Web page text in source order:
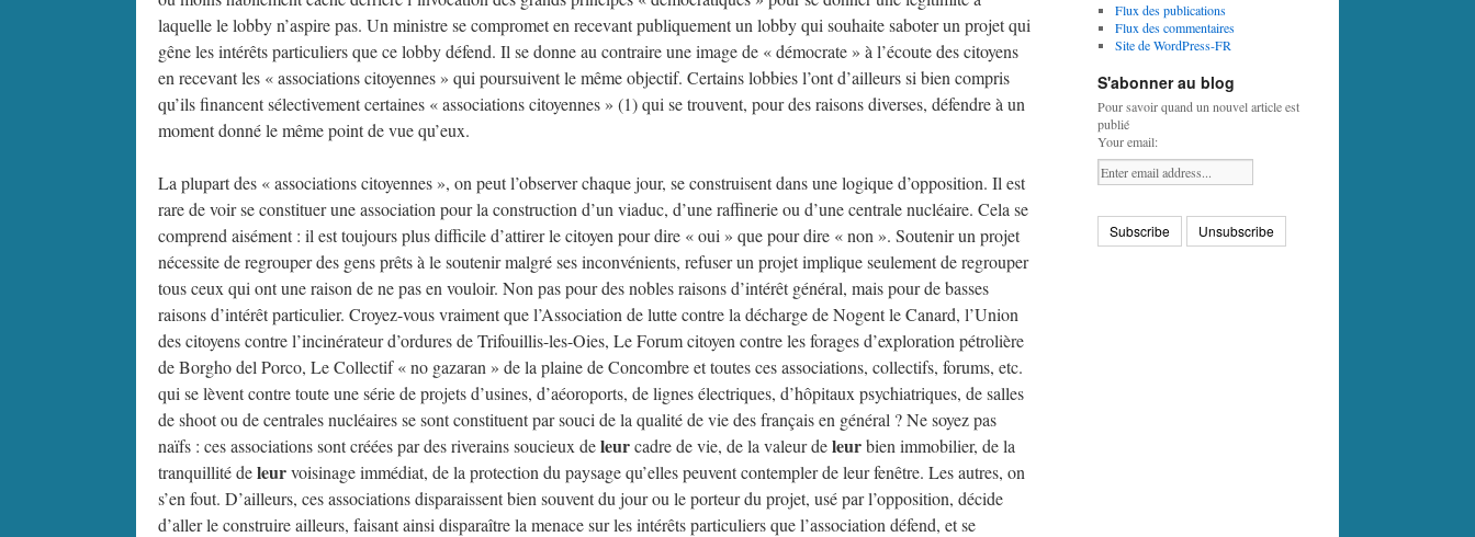
laquelle le lobby n’aspire pas. Un ministre se compromet en recevant publiquement un lobby qui souhaite saboter un projet qui
gêne les intérêts particuliers que ce lobby défend. Il se donne au contraire une image de « démocrate » à l’écoute des citoyens
en recevant les « associations citoyennes » qui poursuivent le même objectif. Certains lobbies l’ont d’ailleurs si bien compris
qu’ils financent sélectivement certaines « associations citoyennes » (1) qui se trouvent, pour des raisons diverses, défendre à un
moment donné le même point de vue qu’eux.
La plupart des « associations citoyennes », on peut l’observer chaque jour, se construisent dans une logique d’opposition. Il est
rare de voir se constituer une association pour la construction d’un viaduc, d’une raffinerie ou d’une centrale nucléaire. Cela se
comprend aisément : il est toujours plus difficile d’attirer le citoyen pour dire « oui » que pour dire « non ». Soutenir un projet
nécessite de regrouper des gens prêts à le soutenir malgré ses inconvénients, refuser un projet implique seulement de regrouper
tous ceux qui ont une raison de ne pas en vouloir. Non pas pour des nobles raisons d’intérêt général, mais pour de basses
raisons d’intérêt particulier. Croyez-vous vraiment que l’Association de lutte contre la décharge de Nogent le Canard, l’Union
des citoyens contre l’incinérateur d’ordures de Trifouillis-les-Oies, Le Forum citoyen contre les forages d’exploration pétrolière
de Borgho del Porco, Le Collectif « no gazaran » de la plaine de Concombre et toutes ces associations, collectifs, forums, etc.
qui se lèvent contre toute une série de projets d’usines, d’aéoroports, de lignes électriques, d’hôpitaux psychiatriques, de salles
de shoot ou de centrales nucléaires se sont constituent par souci de la qualité de vie des français en général ? Ne soyez pas
naïfs : ces associations sont créées par des riverains soucieux deleurcadre de vie, de la valeur deleurbien immobilier, de la
tranquillité deleurvoisinage immédiat, de la protection du paysage qu’elles peuvent contempler de leur fenêtre. Les autres, on
s’en fout. D’ailleurs, ces associations disparaissent bien souvent du jour ou le porteur du projet, usé par l’opposition, décide
d’aller le construire ailleurs, faisant ainsi disparaître la menace sur les intérêts particuliers que l’association défend, et se
Flux des publications
Flux des commentaires
Site de WordPress-FR
S'abonner au blog
Pour savoir quand un nouvel article est
publié
Your email: